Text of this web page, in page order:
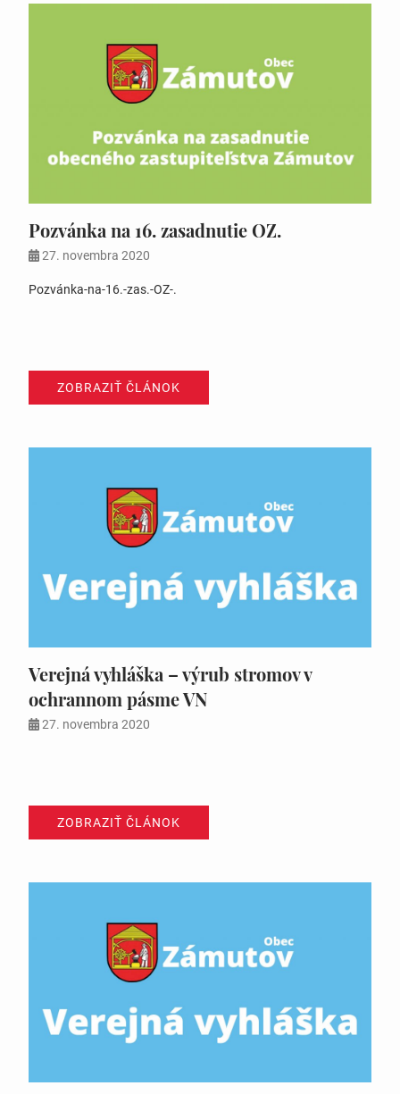
Pozvánka na 16. zasadnutie OZ.
27. novembra 2020
Pozvánka-na-16.-zas.-OZ-.
ZOBRAZIŤ ČLÁNOK
Verejná vyhláška – výrub stromov v
ochrannom pásme VN
27. novembra 2020
ZOBRAZIŤ ČLÁNOK